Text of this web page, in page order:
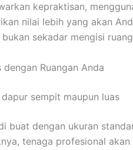
kepraktisan,
nilai lebih yang akan
sekadar mengisi
Ruangan Anda
sempit maupun luas
buat dengan ukuran
tenaga profesional